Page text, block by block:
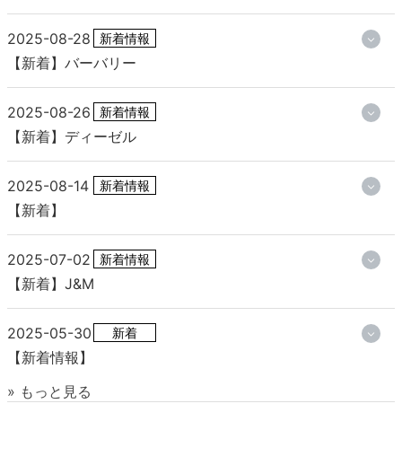
2025-08-28 新着情報
【新着】バーバリー
2025-08-26 新着情報
【新着】ディーゼル
2025-08-14 新着情報
【新着】
2025-07-02 新着情報
【新着】J&M
2025-05-30 新着
【新着情報】
» もっと見る